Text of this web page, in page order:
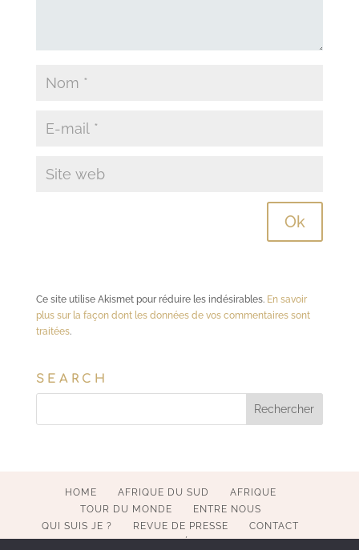
Ce site utilise Akismet pour réduire les indésirables. En savoir
plus sur la façon dont les données de vos commentaires sont
traitées.
SEARCH
HOME AFRIQUE DU SUD
AFRIQUE
TOUR DU MONDE
ENTRE NOUS
QUI SUIS JE ?
REVUE DE PRESSE
CONTACT